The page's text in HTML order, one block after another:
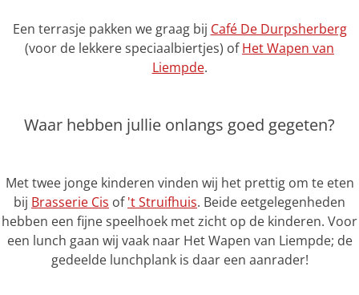
Een terrasje pakken we graag bij Café De Durpsherberg
(voor de lekkere speciaalbiertjes) ofHet Wapen van
Liempde.
Waar hebben jullie onlangs goed gegeten?
Met twee jonge kinderen vinden wij het prettig om te eten
bij Brasserie Cis of't Struifhuis. Beide eetgelegenheden
hebben een fijne speelhoek met zicht op de kinderen. Voor
een lunch gaan wij vaak naar Het Wapen van Liempde; de
gedeelde lunchplank is daar een aanrader!